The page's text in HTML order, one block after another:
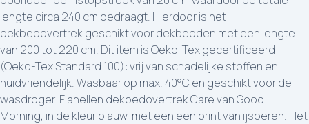
lengte circa 240 cm bedraagt. Hierdoor is het
dekbedovertrek geschikt voor dekbedden met een lengte
van 200 tot 220 cm. Dit item is Oeko-Tex gecertificeerd
(Oeko-Tex Standard 100): vrij van schadelijke stoffen en
huidvriendelijk. Wasbaar op max. 40°C en geschikt voor de
wasdroger. Flanellen dekbedovertrek Care van Good
Morning, in de kleur blauw, met een een print van ijsberen. Het